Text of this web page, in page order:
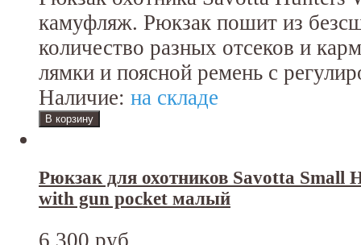
камуфляж. Рюкзак пошит из
количество разных отсеков и
лямки и поясной ремень с
Наличие: на складе
Рюкзак для охотников Savotta Small
with gun pocket малый
6 300 руб.